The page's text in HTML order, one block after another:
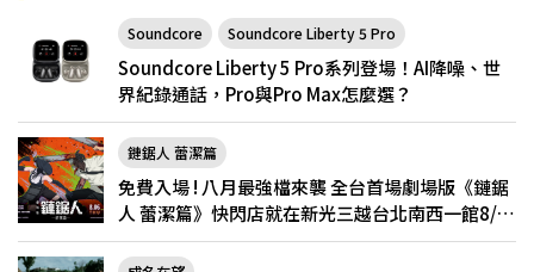
Soundcore Soundcore Liberty 5 Pro
Soundcore Liberty 5 Pro系列登場！AI降噪、世
界紀錄通話，Pro與Pro Max怎麼選？
鏈鋸人 蕾潔篇
免費入場 ! 八月最強檔來襲 全台首場劇場版《鏈鋸
人 蕾潔篇》快閃店就在新光三越台北南西一館8/6
限定登場